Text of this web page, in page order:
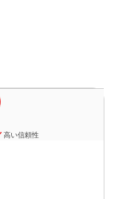
高い信頼性